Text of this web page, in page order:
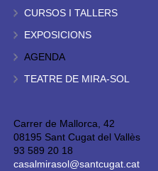
CURSOS I TALLERS
EXPOSICIONS
AGENDA
TEATRE DE MIRA-SOL
Carrer de Mallorca, 42
08195 Sant Cugat del Vallès
93 589 20 18
casalmirasol@santcugat.cat